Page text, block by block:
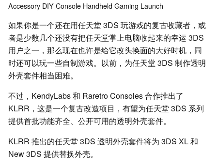
Accessory DIYConsole HandheldGaming Launch
如果你是一个还在用任天堂 3DS 玩游戏的复古收藏者，或
者是少数几个还没有把任天堂掌上电脑收起来的幸运 3DS
用户之一，那么现在也许是给它改头换面的大好时机，同
时还可以玩一些自制游戏。以前，为任天堂 3DS 制作透明
外壳套件相当困难。
不过，KendyLabs 和 Raretro Consoles 合作推出了
KLRR，这是一个复古改造项目，有望为任天堂 3DS 系列
提供首批功能齐全、公开可用的透明外壳套件。
KLRR 推出的任天堂 3DS 透明外壳套件将为 3DS XL 和
New 3DS 提供替换外壳。